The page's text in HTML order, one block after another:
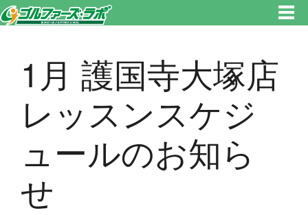
す。新宿区、若松河田で気軽にゴルフレッスン！
1月 護国寺大塚店
レッスンスケジ
ュールのお知ら
せ